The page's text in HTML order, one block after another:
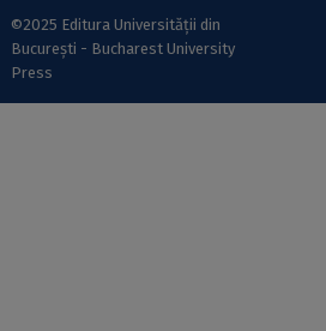
©2025 Editura Universității din
București - Bucharest University
Press